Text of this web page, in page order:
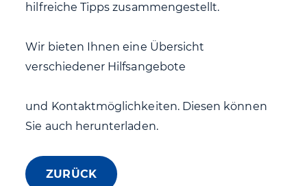
hilfreiche Tipps zusammengestellt.
Wir bieten Ihnen eine Übersicht
verschiedener Hilfsangebote
und Kontaktmöglichkeiten. Diesen können
Sie auch herunterladen.
ZURÜCK